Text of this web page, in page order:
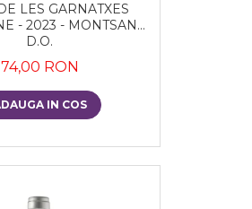
LES GARNATXES
- 2023 - MONTSANT
D.O.
74,00 RON
IN COS